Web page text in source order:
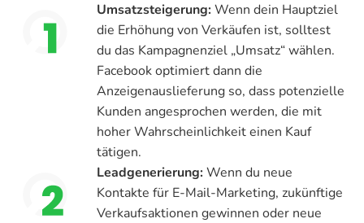
Umsatzsteigerung:Wenn dein Hauptziel
die Erhöhung von Verkäufen ist, solltest
du das Kampagnenziel „Umsatz“ wählen.
Facebook optimiert dann die
Anzeigenauslieferung so, dass potenzielle
Kunden angesprochen werden, die mit
hoher Wahrscheinlichkeit einen Kauf
tätigen.
Leadgenerierung:Wenn du neue
Kontakte für E-Mail-Marketing, zukünftige
Verkaufsaktionen gewinnen oder neue